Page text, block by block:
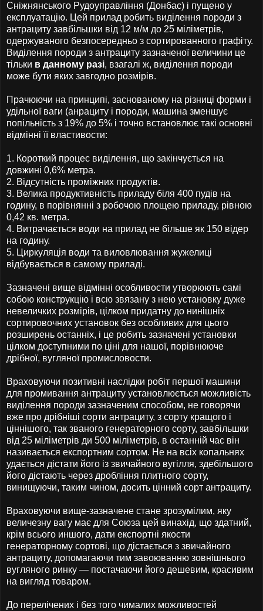
Сніжнянського Рудоуправління (Донбас) і пущено у
експлуатацію. Цей прилад робить виділення породи з
антрациту завбільшки від 12 м/м до 25 міліметрів,
одержуваного безпосередньо з сортированного графіту.
Виділення породи з антрациту зазначеної величини це
тільки в данному разі, взагалі ж, виділення породи
може бути яких завгодно розмірів.
Прачюючи на принципі, заснованому на різниці форми і
удільної ваги (анрациту і породи, машина зменшує
попільність з 19% до 5% і точно встановлює такі основні
відмінні її властивости:
1. Короткий процес виділення, що закінчується на
довжині 0,6% метра.
2. Відсутність проміжних продуктів.
3. Велика продуктивність приладу біля 400 пудів на
годину, в порівнянні з робочою площею приладу, рівною
0,42 кв. метра.
4. Витрачається води на прилад не більше як 150 відер
на годину.
5. Циркуляція води та виловлювання жужелиці
відбувається в самому приладі.
Зазначені вище відмінні особливости утворюють самі
собою конструкцію і всю звязану з нею установку дуже
невеличких розмірів, цілком придатну до нинішніх
сортировочних установок без особливих для цього
розширень останніх, і це робить зазначені установки
цілком доступними по ціні для нашої, порівнююче
дрібної, вугляної промисловости.
Враховуючи позитивні наслідки робіт першої машини
для промивання антрациту установлюється можливість
виділення породи зазначеним способом, не говорячи
вже про дрібніші сорти антрациту, з сорту кращого і
ціннішого, так званого генераторного сорту, завбільшки
від 25 міліметрів ди 500 міліметрів, в останній час він
називається експортним сортом. Не на всіх копальнях
удається дістати його із звичайного вугілля, здебільшого
його дістають через дробління плитного сорту,
винищуючи, таким чином, досить цінний сорт антрациту.
Враховуючи вище-зазначене стане зрозумілим, яку
величезну вагу має для Союза цей винахід, що здатний,
крім всього иншого, дати експортні якости
генераторному сортові, що дістається з звичайного
антрациту, допомагаючи тим завоюванню зовнішнього
вугляного ринку — постачаючи його дешевим, красивим
на вигляд товаром.
До перелічених і без того чималих можливостей